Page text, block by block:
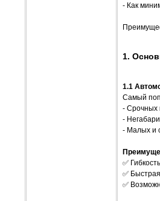
- Как
1.
1.1
Самый
- Срочных
-
- Малых и
✅
✅
✅